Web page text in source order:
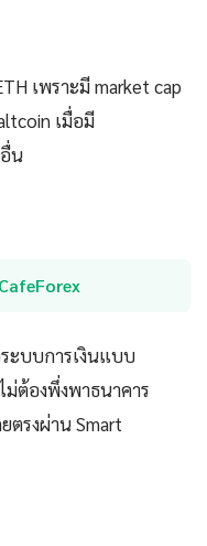
เพราะมี market cap
เมื่อมี
น
ระบบการเงินแบบ
ม่ต้องพึ่งพาธนาคาร
ตรงผ่าน Smart